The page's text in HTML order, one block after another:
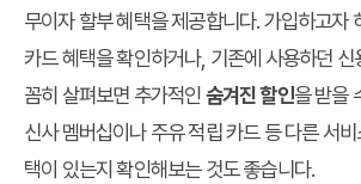
무이자 할부 혜택을 제공합니다. 가입하고자
카드 혜택을 확인하거나, 기존에 사용하던
꼼히 살펴보면 추가적인숨겨진 할인을 받을
신사 멤버십이나 주유 적립 카드 등 다른 서비
택이 있는지 확인해보는 것도 좋습니다.